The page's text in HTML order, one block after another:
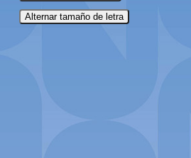
Alternar tamaño de letra